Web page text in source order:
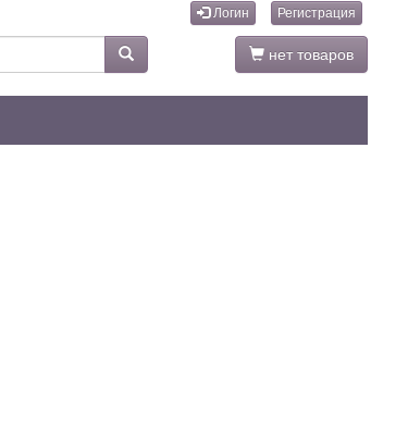
Логин Регистрация
нет товаров